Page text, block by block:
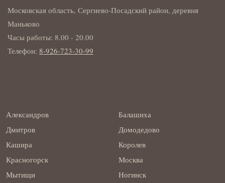
Московская область, Сергиево-Посадский район, деревня
Маньково
Часы работы: 8.00 - 20.00
Телефон: 8-926-723-30-99
Александров
Балашиха
Дмитров
Домодедово
Кашира
Королев
Красногорск
Москва
Мытищи
Ногинск